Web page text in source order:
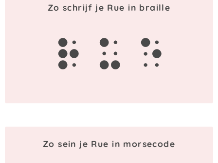
Zo schrijf je Rue in braille
r u e
Zo sein je Rue in morsecode